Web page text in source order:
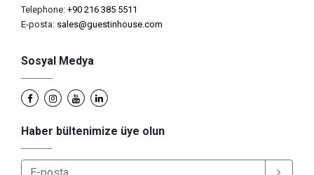
Telephone: +90 216 385 5511
E-posta: sales@guestinhouse.com
Sosyal Medya
Haber bültenimize üye olun